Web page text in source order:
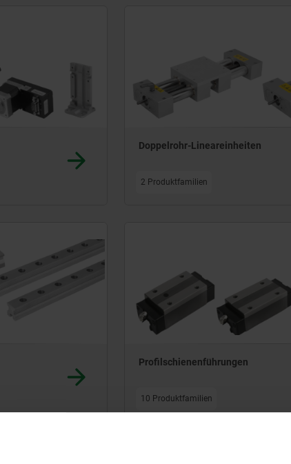
Doppelrohr-Lineareinheiten
2 Produktfamilien
Profilschienenführungen
10 Produktfamilien